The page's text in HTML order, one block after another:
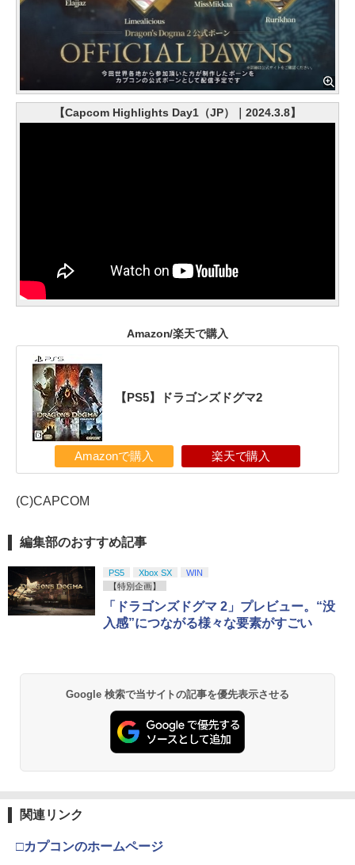
【Capcom Highlights Day1（JP）｜2024.3.8】
Amazon/楽天で購入
【PS5】ドラゴンズドグマ2
Amazonで購入 楽天で購入
(C)CAPCOM
編集部のおすすめ記事
PS5 Xbox SX
WIN
【特別企画】
「ドラゴンズドグマ 2」プレビュー。“没
入感”につながる様々な要素がすごい
Google 検索で当サイトの記事を優先表示させる
関連リンク
□カプコンのホームページ